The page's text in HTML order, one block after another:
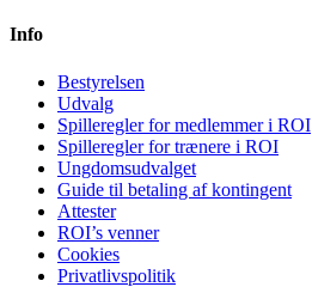
Info
Bestyrelsen
Udvalg
Spilleregler for medlemmer i ROI
Spilleregler for trænere i ROI
Ungdomsudvalget
Guide til betaling af kontingent
Attester
ROI’s venner
Cookies
Privatlivspolitik